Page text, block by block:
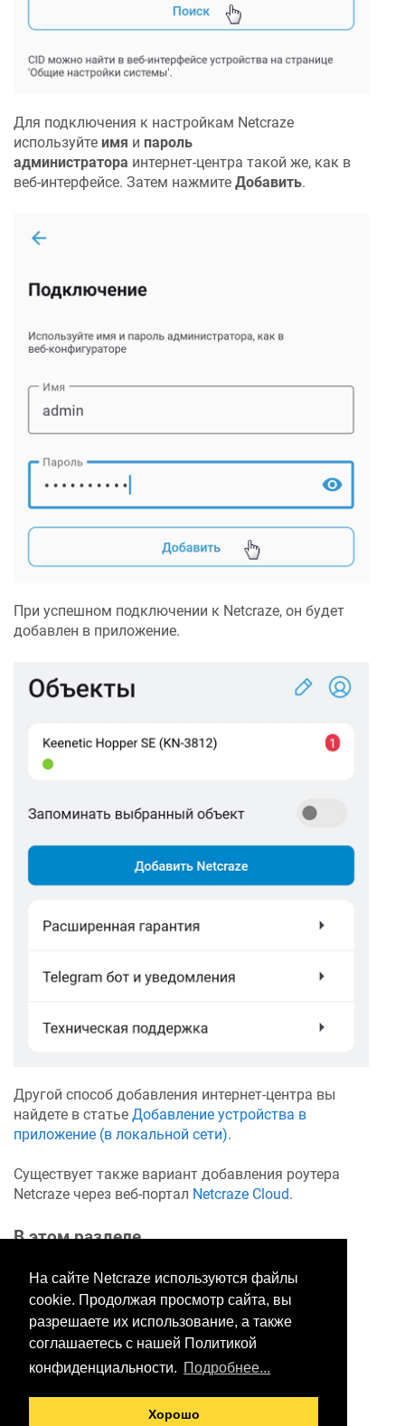
На сайте Netcraze используются файлы
cookie. Продолжая просмотр сайта, вы
разрешаете их использование, а также
соглашаетесь с нашей Политикой
конфиденциальности. Подробнее...
Хорошо
Для подключения к настройкам Netcraze
используйте имя и пароль
администратора интернет-центра такой же, как в
веб-интерфейсе. Затем нажмите Добавить.
При успешном подключении к Netcraze, он будет
добавлен в приложение.
Другой способ добавления интернет-центра вы
найдете в статье Добавление устройства в
приложение (в локальной сети).
Существует также вариант добавления роутера
Netcraze через веб-портал Netcraze Cloud.
В этом разделе
Хотите оставить отзыв?
Нажмите здесь, чтобы